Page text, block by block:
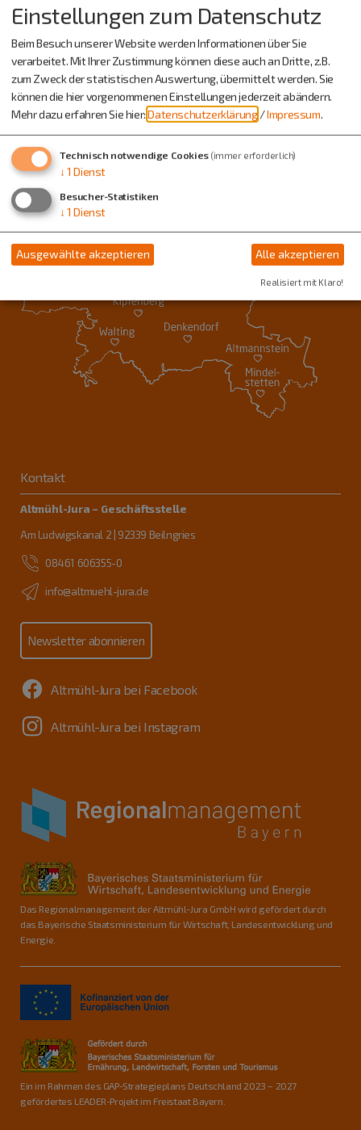
Kontakt
Altmühl-Jura – Geschäftsstelle
Am Ludwigskanal 2 | 92339 Beilngries
08461 606355-0
info@altmuehl-jura.de
Newsletter abonnieren
Altmühl-Jura bei Facebook
Altmühl-Jura bei Instagram
Das Regionalmanagement der Altmühl-Jura GmbH wird gefördert durch
das Bayerische Staatsministerium für Wirtschaft, Landesentwicklung und
Energie.
Ein im Rahmen des GAP-Strategieplans Deutschland 2023 – 2027
gefördertes LEADER-Projekt im Freistaat Bayern.
Einstellungen zum Datenschutz
Beim Besuch unserer Website werden Informationen über Sie
verarbeitet. Mit Ihrer Zustimmung können diese auch an Dritte, z.B.
zum Zweck der statistischen Auswertung, übermittelt werden. Sie
können die hier vorgenommenen Einstellungen jederzeit abändern.
Mehr dazu erfahren Sie hier:Datenschutzerklärung /Impressum.
Technisch notwendige Cookies (immer erforderlich)
↓ 1 Dienst
Besucher-Statistiken
↓ 1 Dienst
Ausgewählte akzeptieren Alle akzeptieren
Realisiert mit Klaro!